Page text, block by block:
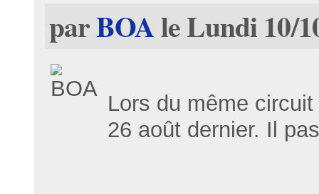
parBOAle Lundi 10/
Lors du même
26 août dernier. Il